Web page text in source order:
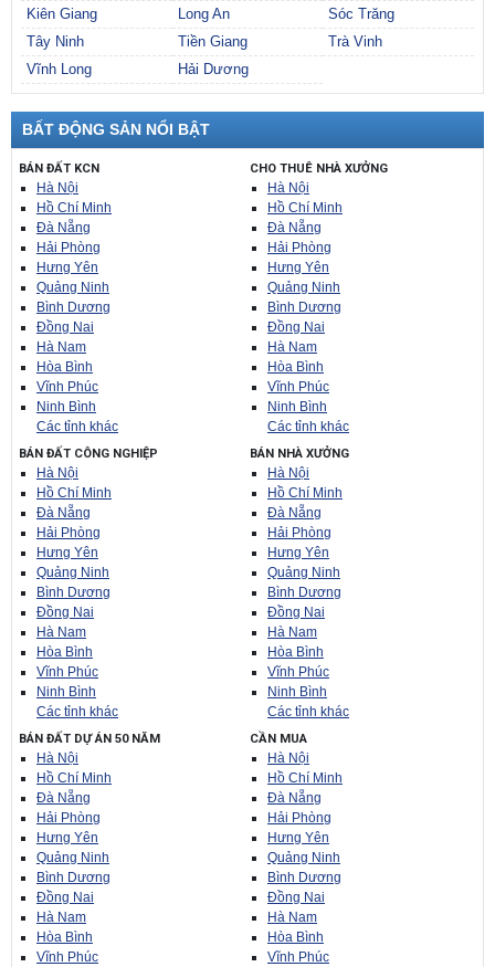
Kiên Giang Long An
Sóc Trăng
Tây Ninh
Tiền Giang
Trà Vinh
Vĩnh Long
Hải Dương
BẤT ĐỘNG SẢN NỔI BẬT
BÁN ĐẤT KCN
Hà Nội
Hồ Chí Minh
Đà Nẵng
Hải Phòng
Hưng Yên
Quảng Ninh
Bình Dương
Đồng Nai
Hà Nam
Hòa Bình
Vĩnh Phúc
Ninh Bình
Các tỉnh khác
CHO THUÊ NHÀ XƯỞNG
Hà Nội
Hồ Chí Minh
Đà Nẵng
Hải Phòng
Hưng Yên
Quảng Ninh
Bình Dương
Đồng Nai
Hà Nam
Hòa Bình
Vĩnh Phúc
Ninh Bình
Các tỉnh khác
BÁN ĐẤT CÔNG NGHIỆP
Hà Nội
Hồ Chí Minh
Đà Nẵng
Hải Phòng
Hưng Yên
Quảng Ninh
Bình Dương
Đồng Nai
Hà Nam
Hòa Bình
Vĩnh Phúc
Ninh Bình
Các tỉnh khác
BÁN NHÀ XƯỞNG
Hà Nội
Hồ Chí Minh
Đà Nẵng
Hải Phòng
Hưng Yên
Quảng Ninh
Bình Dương
Đồng Nai
Hà Nam
Hòa Bình
Vĩnh Phúc
Ninh Bình
Các tỉnh khác
BÁN ĐẤT DỰ ÁN 50 NĂM
Hà Nội
Hồ Chí Minh
Đà Nẵng
Hải Phòng
Hưng Yên
Quảng Ninh
Bình Dương
Đồng Nai
Hà Nam
Hòa Bình
Vĩnh Phúc
CẦN MUA
Hà Nội
Hồ Chí Minh
Đà Nẵng
Hải Phòng
Hưng Yên
Quảng Ninh
Bình Dương
Đồng Nai
Hà Nam
Hòa Bình
Vĩnh Phúc